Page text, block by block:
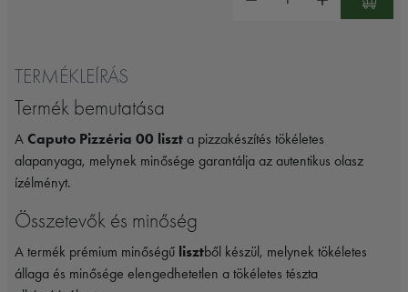
TERMÉKLEÍRÁS
Termék bemutatása
A Caputo Pizzéria 00 liszt a pizzakészítés tökéletes
alapanyaga, melynek minősége garantálja az autentikus olasz
ízélményt.
Összetevők és minőség
A termék prémium minőségű lisztből készül, melynek tökéletes
állaga és minősége elengedhetetlen a tökéletes tészta